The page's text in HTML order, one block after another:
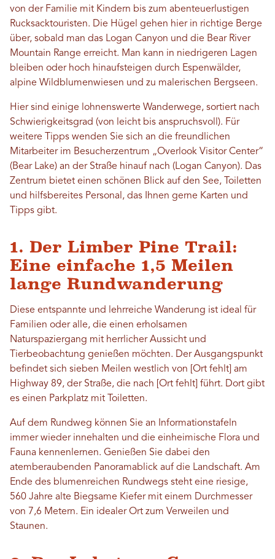
von der Familie mit Kindern bis zum abenteuerlustigen
Rucksacktouristen. Die Hügel gehen hier in richtige Berge
über, sobald man das Logan Canyon und die Bear River
Mountain Range erreicht. Man kann in niedrigeren Lagen
bleiben oder hoch hinaufsteigen durch Espenwälder,
alpine Wildblumenwiesen und zu malerischen Bergseen.
Hier sind einige lohnenswerte Wanderwege, sortiert nach
Schwierigkeitsgrad (von leicht bis anspruchsvoll). Für
weitere Tipps wenden Sie sich an die freundlichen
Mitarbeiter im Besucherzentrum „Overlook Visitor Center“
(Bear Lake) an der Straße hinauf nach (Logan Canyon). Das
Zentrum bietet einen schönen Blick auf den See, Toiletten
und hilfsbereites Personal, das Ihnen gerne Karten und
Tipps gibt.
1. Der Limber Pine Trail:
Eine einfache 1,5 Meilen
lange Rundwanderung
Diese entspannte und lehrreiche Wanderung ist ideal für
Familien oder alle, die einen erholsamen
Naturspaziergang mit herrlicher Aussicht und
Tierbeobachtung genießen möchten. Der Ausgangspunkt
befindet sich sieben Meilen westlich von [Ort fehlt] am
Highway 89, der Straße, die nach [Ort fehlt] führt. Dort gibt
es einen Parkplatz mit Toiletten.
Auf dem Rundweg können Sie an Informationstafeln
immer wieder innehalten und die einheimische Flora und
Fauna kennenlernen. Genießen Sie dabei den
atemberaubenden Panoramablick auf die Landschaft. Am
Ende des blumenreichen Rundwegs steht eine riesige,
560 Jahre alte Biegsame Kiefer mit einem Durchmesser
von 7,6 Metern. Ein idealer Ort zum Verweilen und
Staunen.